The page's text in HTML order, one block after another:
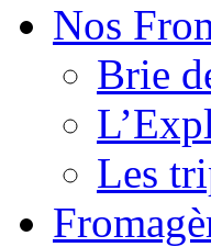
Nos
Brie
Les